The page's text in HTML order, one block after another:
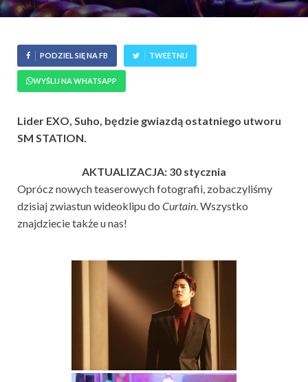
PODZIEL SIĘ NA FB TWEETNIJ
WYŚLIJ NA WHATSAPP
Lider EXO, Suho, będzie gwiazdą ostatniego utworu
SM STATION.
AKTUALIZACJA: 30 stycznia
Oprócz nowych teaserowych fotografii, zobaczyliśmy
dzisiaj zwiastun wideoklipu do Curtain. Wszystko
znajdziecie także u nas!